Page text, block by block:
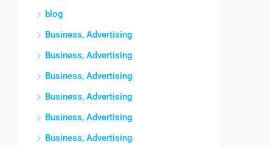
blog
Business, Advertising
Business, Advertising
Business, Advertising
Business, Advertising
Business, Advertising
Business, Advertising